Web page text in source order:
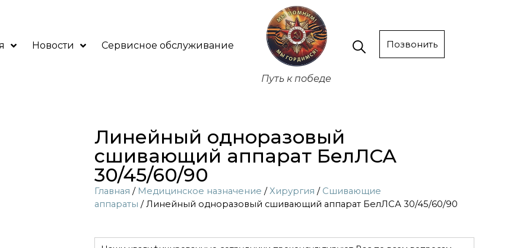
Новости Сервисное обслуживание
Путь к победе
Позвонить
Линейный одноразовый
сшивающий аппарат БелЛСА
30/45/60/90
Главная / Медицинское назначение / Хирургия / Сшивающие
аппараты / Линейный одноразовый сшивающий аппарат БелЛСА 30/45/60/90